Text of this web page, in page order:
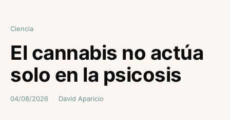
Ciencia
El cannabis no actúa
solo en la psicosis
04/08/2026 David Aparicio